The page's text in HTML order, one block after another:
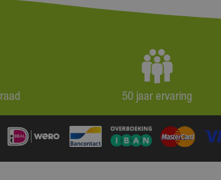
50 jaar ervaring